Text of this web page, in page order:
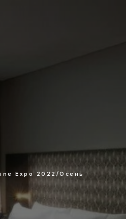
Expo 2022/Осень